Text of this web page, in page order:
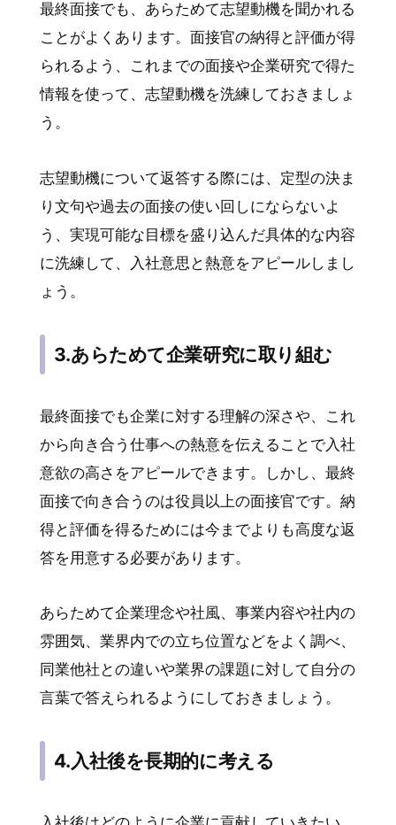
最終面接でも、あらためて志望動機を聞かれる
ことがよくあります。面接官の納得と評価が得
られるよう、これまでの面接や企業研究で得た
情報を使って、志望動機を洗練しておきましょ
う。
志望動機について返答する際には、定型の決ま
り文句や過去の面接の使い回しにならないよ
う、実現可能な目標を盛り込んだ具体的な内容
に洗練して、入社意思と熱意をアピールしまし
ょう。
3.あらためて企業研究に取り組む
最終面接でも企業に対する理解の深さや、これ
から向き合う仕事への熱意を伝えることで入社
意欲の高さをアピールできます。しかし、最終
面接で向き合うのは役員以上の面接官です。納
得と評価を得るためには今までよりも高度な返
答を用意する必要があります。
あらためて企業理念や社風、事業内容や社内の
雰囲気、業界内での立ち位置などをよく調べ、
同業他社との違いや業界の課題に対して自分の
言葉で答えられるようにしておきましょう。
4.入社後を長期的に考える